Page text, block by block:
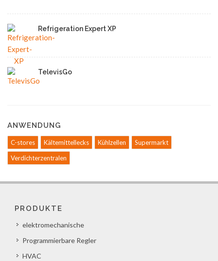
Refrigeration Expert XP
TelevisGo
ANWENDUNG
C-stores Kältemittellecks Kühlzellen
Supermarkt
Verdichterzentralen
PRODUKTE
elektromechanische
Programmierbare Regler
HVAC